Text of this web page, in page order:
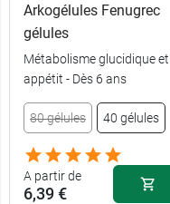
Arkogélules Fenugrec
gélules
Métabolisme glucidique et
appétit - Dès 6 ans
80 gélules 40 gélules
A partir de
6,39 €